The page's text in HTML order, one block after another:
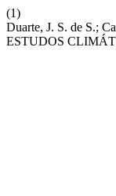
(1)
Duarte, J. S. de S.;
ESTUDOS